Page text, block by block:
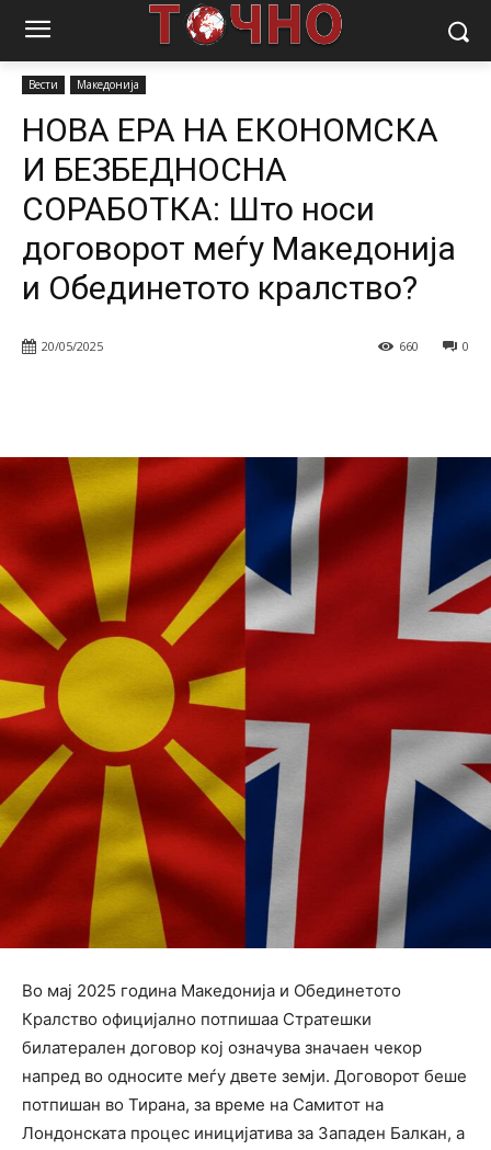
Почетна
НОВА ЕРА НА ЕКОНОМСКА И БЕЗБЕДНОСНА
Вести Македонија
НОВА ЕРА НА ЕКОНОМСКА
И БЕЗБЕДНОСНА
СОРАБОТКА: Што носи
договорот меѓу Македонија
и Обединетото кралство?
20/05/2025 0
660
Во мај 2025 година Македонија и Обединетото
Кралство официјално потпишаа Стратешки
билатерален договор кој означува значаен чекор
напред во односите меѓу двете земји. Договорот беше
потпишан во Тирана, за време на Самитот на
Лондонската процес иницијатива за Западен Балкан, а